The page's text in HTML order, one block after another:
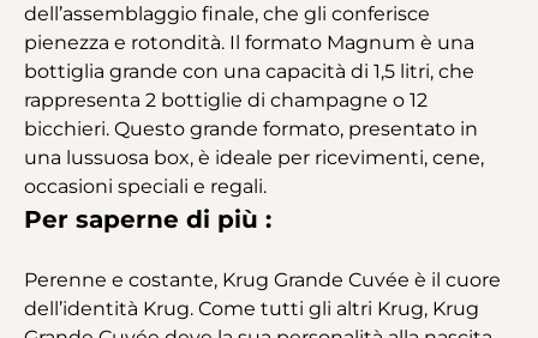
dell’assemblaggio finale, che gli conferisce
pienezza e rotondità. Il formato Magnum è una
bottiglia grande con una capacità di 1,5 litri, che
rappresenta 2 bottiglie di champagne o 12
bicchieri. Questo grande formato, presentato in
una lussuosa box, è ideale per ricevimenti, cene,
occasioni speciali e regali.
Per saperne di più :
Perenne e costante, Krug Grande Cuvée è il cuore
dell’identità Krug. Come tutti gli altri Krug, Krug